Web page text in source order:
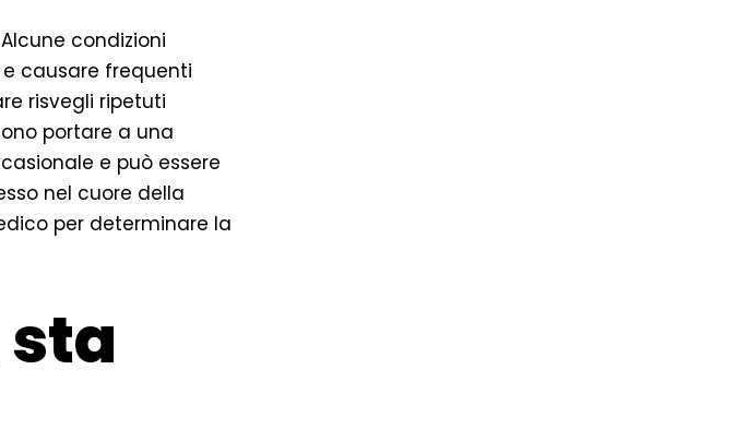
condizioni
causare frequenti
risvegli ripetuti
portare a una
e può essere
nel cuore della
per determinare la